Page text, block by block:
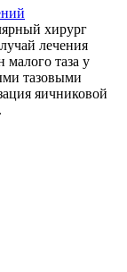
хирург
лечения
малого таза у
тазовыми
яичниковой